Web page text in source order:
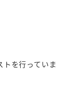
を行っていま